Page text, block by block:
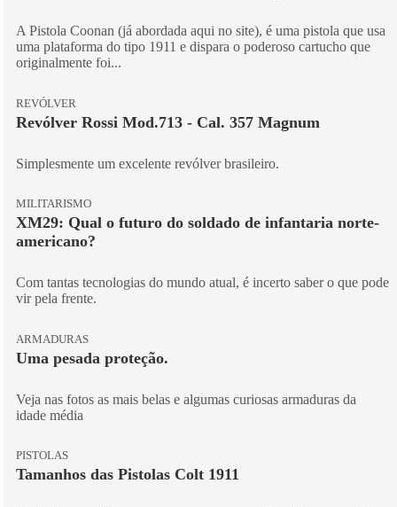
A Pistola Coonan (já abordada aqui no site), é uma pistola que usa
uma plataforma do tipo 1911 e dispara o poderoso cartucho que
originalmente foi...
REVÓLVER
Revólver Rossi Mod.713 - Cal. 357 Magnum
Simplesmente um excelente revólver brasileiro.
MILITARISMO
XM29: Qual o futuro do soldado de infantaria norte-
americano?
Com tantas tecnologias do mundo atual, é incerto saber o que pode
vir pela frente.
ARMADURAS
Uma pesada proteção.
Veja nas fotos as mais belas e algumas curiosas armaduras da
idade média
PISTOLAS
Tamanhos das Pistolas Colt 1911